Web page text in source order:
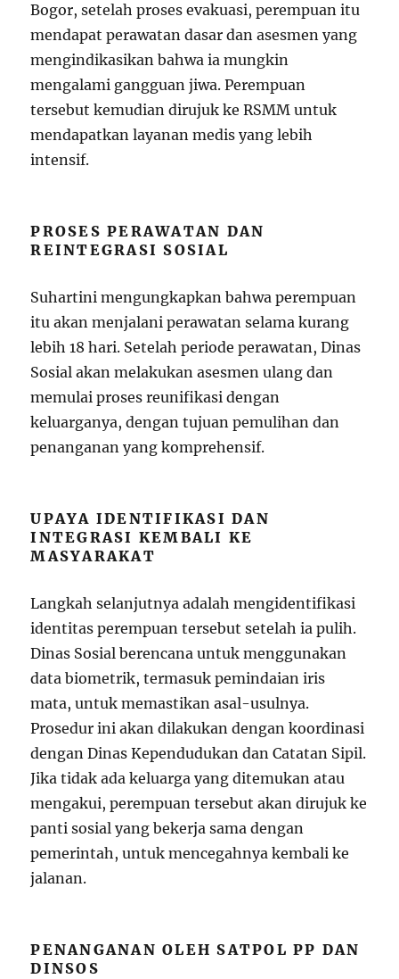
Bogor, setelah proses evakuasi, perempuan itu
mendapat perawatan dasar dan asesmen yang
mengindikasikan bahwa ia mungkin
mengalami gangguan jiwa. Perempuan
tersebut kemudian dirujuk ke RSMM untuk
mendapatkan layanan medis yang lebih
intensif.
PROSES PERAWATAN DAN
REINTEGRASI SOSIAL
Suhartini mengungkapkan bahwa perempuan
itu akan menjalani perawatan selama kurang
lebih 18 hari. Setelah periode perawatan, Dinas
Sosial akan melakukan asesmen ulang dan
memulai proses reunifikasi dengan
keluarganya, dengan tujuan pemulihan dan
penanganan yang komprehensif.
UPAYA IDENTIFIKASI DAN
INTEGRASI KEMBALI KE
MASYARAKAT
Langkah selanjutnya adalah mengidentifikasi
identitas perempuan tersebut setelah ia pulih.
Dinas Sosial berencana untuk menggunakan
data biometrik, termasuk pemindaian iris
mata, untuk memastikan asal-usulnya.
Prosedur ini akan dilakukan dengan koordinasi
dengan Dinas Kependudukan dan Catatan Sipil.
Jika tidak ada keluarga yang ditemukan atau
mengakui, perempuan tersebut akan dirujuk ke
panti sosial yang bekerja sama dengan
pemerintah, untuk mencegahnya kembali ke
jalanan.
PENANGANAN OLEH SATPOL PP DAN
DINSOS